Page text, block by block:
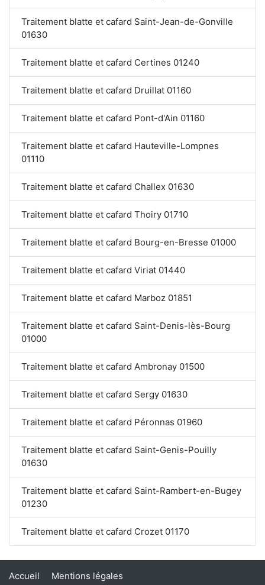
Traitement blatte et cafard Saint-Jean-de-Gonville
01630
Traitement blatte et cafard Certines 01240
Traitement blatte et cafard Druillat 01160
Traitement blatte et cafard Pont-d'Ain 01160
Traitement blatte et cafard Hauteville-Lompnes
01110
Traitement blatte et cafard Challex 01630
Traitement blatte et cafard Thoiry 01710
Traitement blatte et cafard Bourg-en-Bresse 01000
Traitement blatte et cafard Viriat 01440
Traitement blatte et cafard Marboz 01851
Traitement blatte et cafard Saint-Denis-lès-Bourg
01000
Traitement blatte et cafard Ambronay 01500
Traitement blatte et cafard Sergy 01630
Traitement blatte et cafard Péronnas 01960
Traitement blatte et cafard Saint-Genis-Pouilly
01630
Traitement blatte et cafard Saint-Rambert-en-Bugey
01230
Traitement blatte et cafard Crozet 01170
Accueil Mentions légales